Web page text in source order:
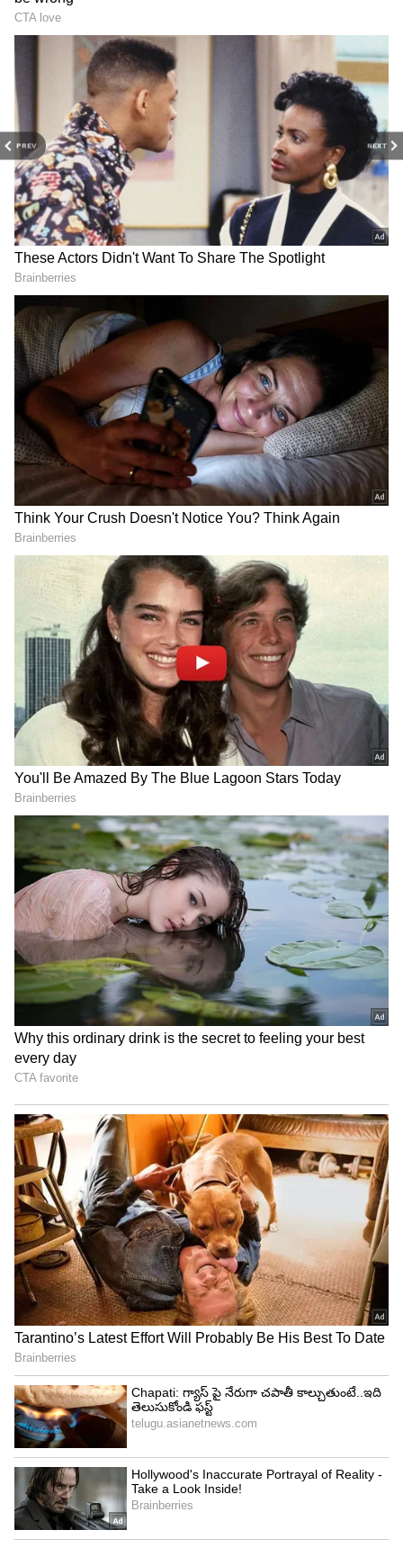
PREV NEXT
RECOMMENDED STORIES
పాముకాటుతో చ‌నిపోయాడ‌ని
గంగా న‌దిలో వ‌దిలేశారు.. క‌ట్
చేస్తే, 8 ఏళ్ల త‌ర్వాత ఊహించ‌ని
ట్విస్ట్
Kalki bhagwan: ఈ ఫొటోలో
ఉంది ఎవ‌రో గుర్తు ప‌ట్టారా.?
PM Modi: కేవ‌లం ప్ర‌శ్నించ‌డ‌మే
కాదు.. దేశ యువ‌త‌కు ప్ర‌ధాని
మోదీ సూచన
గుజరాత్‌లో వింత ఘటన అలల్లా
ఎగసి పడుతున్న బావి నీళ్లు |
Virparada village | Gujarat
mysterious well
LATEST VIDEOS
చీరను నేసిన సీఎం చంద్రబాబు | CM
Chandrababu Chirala tour | Asianet
Telugu
బంగాళాఖాతంలో అల్పపీడనం...ఇక ఏపీలో
దంచుడే | Asianet News Telugu